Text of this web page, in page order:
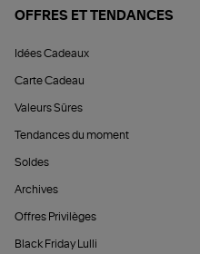
OFFRES ET TENDANCES
Idées Cadeaux
Carte Cadeau
Valeurs Sûres
Tendances du moment
Soldes
Archives
Offres Privilèges
Black Friday Lulli